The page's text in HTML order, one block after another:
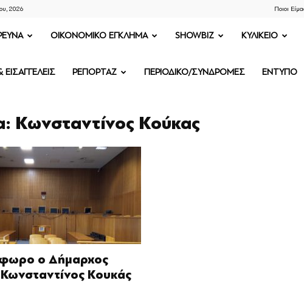
2026 Ποιοι
OIKONOMIKO ΕΓΚΛΗΜΑ SHOWBIZ ΚΥΛΙΚΕΙΟ
ΡΕΠΟΡΤΑΖ ΠΕΡΙΟΔΙΚΟ/ΣΥΝΔΡΟΜΕΣ ΕΝΤΥΠΟ
Κωνσταντίνος Κούκας
ο Δήμαρχος
Κουκάς